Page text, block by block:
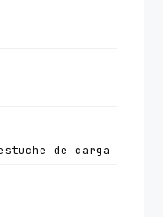
de carga